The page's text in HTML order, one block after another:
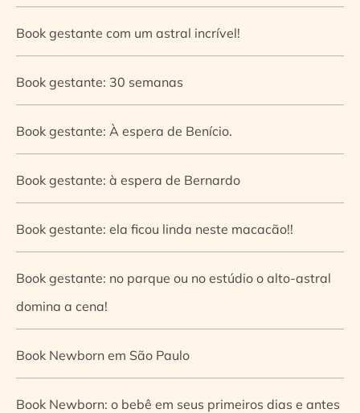
Book gestante com um astral incrível!
Book gestante: 30 semanas
Book gestante: À espera de Benício.
Book gestante: à espera de Bernardo
Book gestante: ela ficou linda neste macacão!!
Book gestante: no parque ou no estúdio o alto-astral
domina a cena!
Book Newborn em São Paulo
Book Newborn: o bebê em seus primeiros dias e antes